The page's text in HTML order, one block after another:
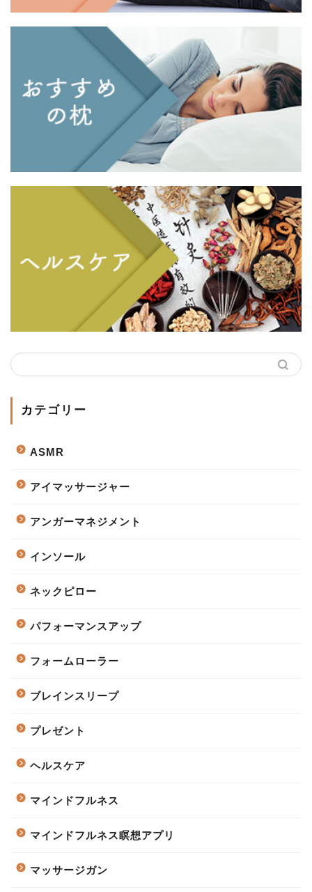
カテゴリー
ASMR
アイマッサージャー
アンガーマネジメント
インソール
ネックピロー
パフォーマンスアップ
フォームローラー
ブレインスリープ
プレゼント
ヘルスケア
マインドフルネス
マインドフルネス瞑想アプリ
マッサージガン